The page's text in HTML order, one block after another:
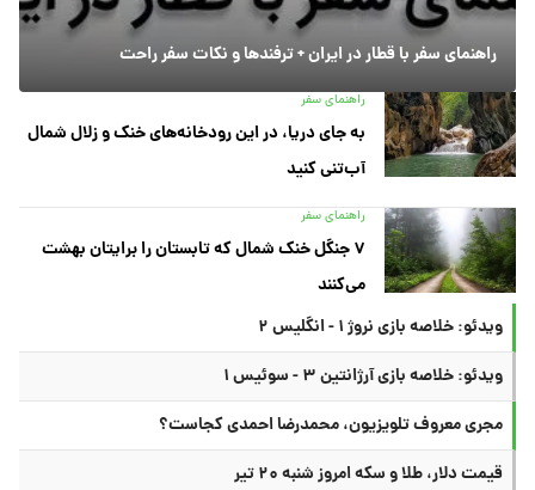
راهنمای سفر با قطار در ایران + ترفندها و نکات سفر راحت
راهنمای سفر
به جای دریا، در این رودخانه‌های خنک و زلال شمال
آب‌تنی کنید
راهنمای سفر
۷ جنگل خنک شمال که تابستان را برایتان بهشت
می‌کنند
ویدئو: خلاصه بازی نروژ ۱ - انگلیس ۲
ویدئو: خلاصه بازی آرژانتین ۳ - سوئیس ۱
مجری معروف تلویزیون، محمدرضا احمدی کجاست؟
قیمت دلار، طلا و سکه امروز شنبه ۲۰ تیر